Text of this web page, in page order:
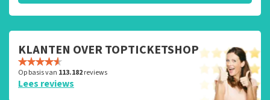
KLANTEN OVER TOPTICKETSHOP
Op basis van 113.182reviews
Lees reviews